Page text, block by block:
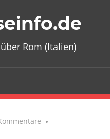
Rom (Italien)